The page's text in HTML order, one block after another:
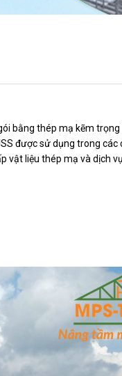
bằng thép mạ kẽm
được sử dụng trong
vật liệu thép mạ và dịch